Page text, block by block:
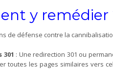
y remédier
de défense contre la
: Uneredirection 301 ou
toutes les pages similaires vers